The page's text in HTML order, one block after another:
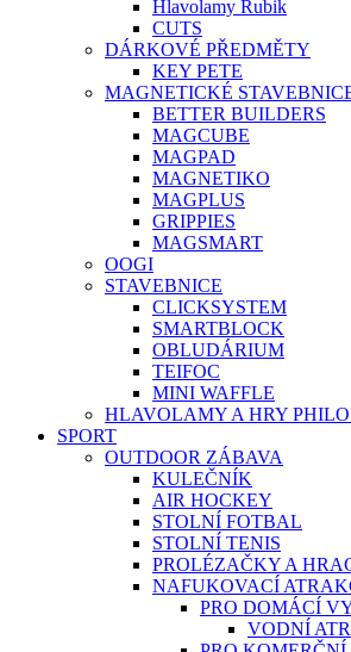
Hlavolamy Rubik
CUTS
DÁRKOVÉ PŘEDMĚTY
KEY PETE
MAGNETICKÉ
BETTER BUILDERS
MAGCUBE
MAGPAD
MAGNETIKO
MAGPLUS
GRIPPIES
MAGSMART
OOGI
STAVEBNICE
CLICKSYSTEM
SMARTBLOCK
OBLUDÁRIUM
TEIFOC
MINI WAFFLE
HLAVOLAMY A HRY
SPORT
OUTDOOR ZÁBAVA
KULEČNÍK
AIR HOCKEY
STOLNÍ FOTBAL
STOLNÍ TENIS
PROLÉZAČKY A
NAFUKOVACÍ
PRO DOMÁCÍ
VODNÍ